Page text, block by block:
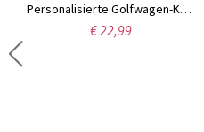
Personalisierte Golfwagen-Kosmetiktasche mit Handschlaufe, tragbare Golf-Make-up-Tasche mit individuellem Namen, Kultur-/Weekender-Tasche, Geschenk für Golfliebhaber/Trainer/Frauen
€ 22,99